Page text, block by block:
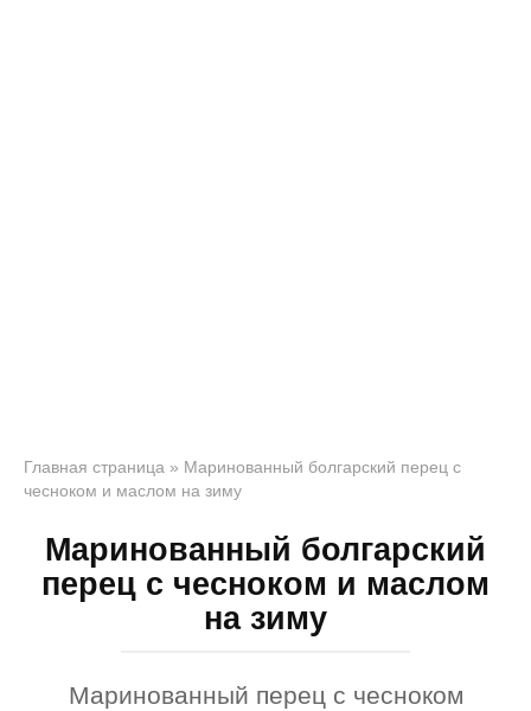
Главная страница » Маринованный болгарский перец с
чесноком и маслом на зиму
Маринованный болгарский
перец с чесноком и маслом
на зиму
Маринованный перец с чесноком